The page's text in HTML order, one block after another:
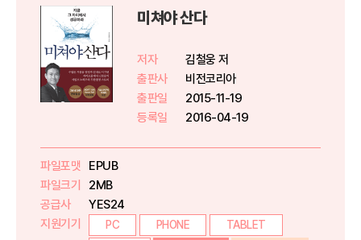
미쳐야 산다
저자
김철웅 저
출판사
비전코리아
출판일
2015-11-19
등록일
2016-04-19
파일포맷
EPUB
파일크기
2MB
공급사
YES24
지원기기
PC PHONE
TABLET